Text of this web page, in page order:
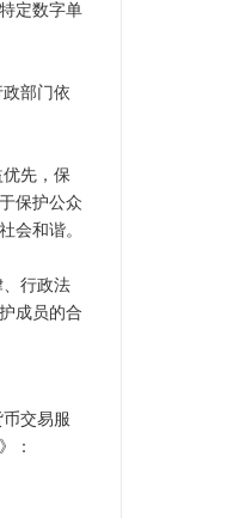
定数字单
部门依
先，保
保护公众
会和谐。
行政法
成员的合
交易服
：